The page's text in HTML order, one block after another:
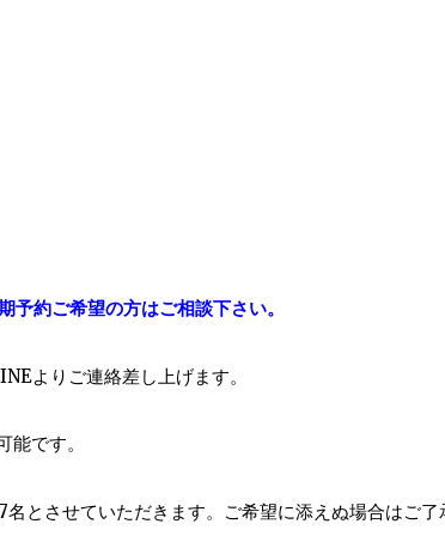
約ご希望の方はご相談下さい。
よりご連絡差し上げます。
です。
とさせていただきます。ご希望に添えぬ場合はご了